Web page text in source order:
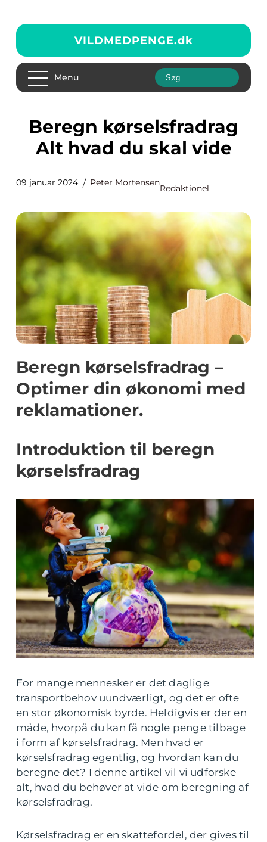
VILDMEDPENGE.dk
Menu
Beregn kørselsfradrag
Alt hvad du skal vide
09 januar 2024 Peter Mortensen
Redaktionel
Beregn kørselsfradrag –
Optimer din økonomi med
reklamationer.
Introduktion til beregn
kørselsfradrag
For mange mennesker er det daglige
transportbehov uundværligt, og det er ofte
en stor økonomisk byrde. Heldigvis er der en
måde, hvorpå du kan få nogle penge tilbage
i form af kørselsfradrag. Men hvad er
kørselsfradrag egentlig, og hvordan kan du
beregne det? I denne artikel vil vi udforske
alt, hvad du behøver at vide om beregning af
kørselsfradrag.
Kørselsfradrag er en skattefordel, der gives til